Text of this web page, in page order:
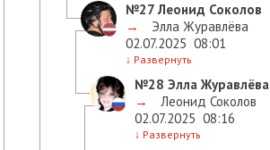
№27Леонид Соколов
→
Элла Журавлёва
02.07.2025 08:01
↓ Развернуть
№28 Элла Журавлёва
→
Леонид Соколов
02.07.2025 08:16
↓ Развернуть